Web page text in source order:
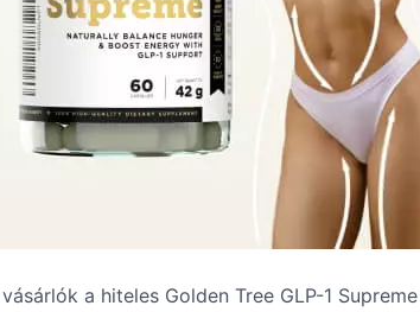
a hiteles Golden Tree GLP-1